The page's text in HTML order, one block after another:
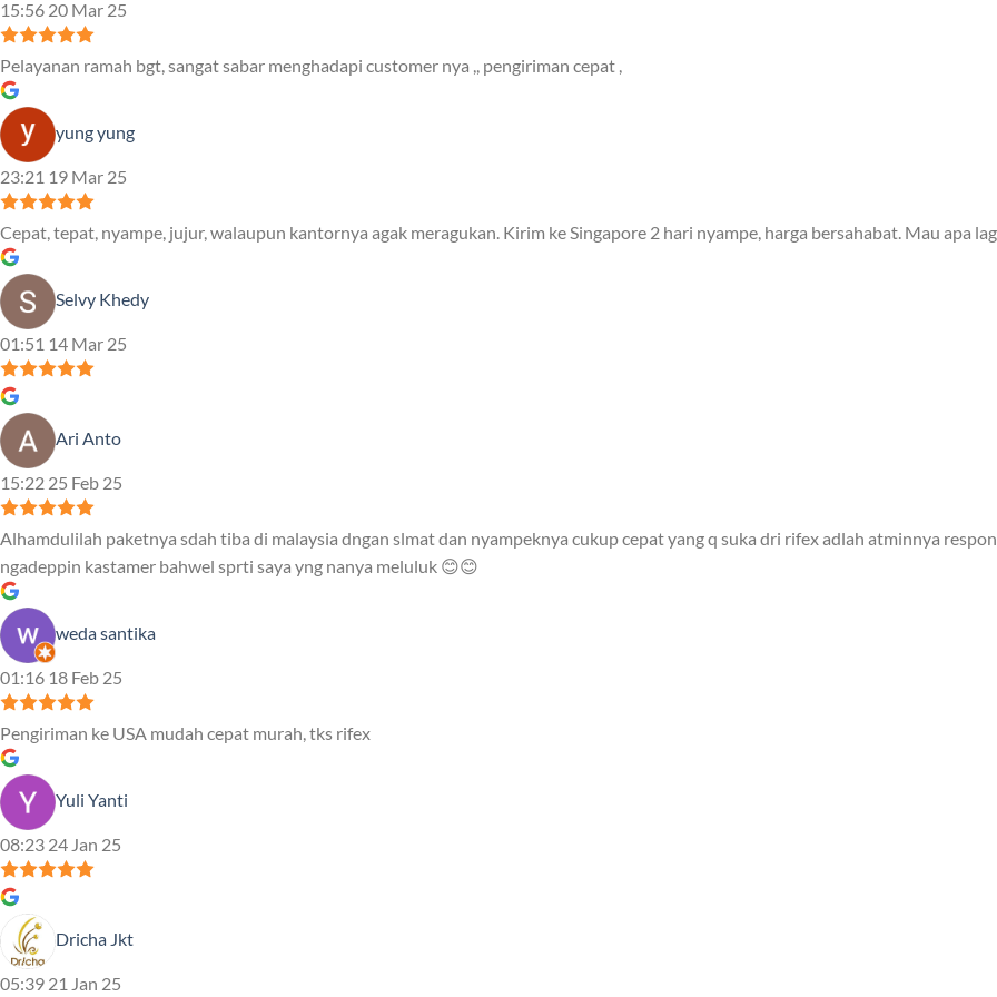
15:56 20 Mar 25
Pelayanan ramah bgt, sangat sabar menghadapi customer nya ,, pengiriman cepat ,
yung yung
23:21 19 Mar 25
Cepat, tepat, nyampe, jujur, walaupun kantornya agak meragukan. Kirim ke Singapore 2 hari nyampe, harga bersahabat. Mau apa
Selvy Khedy
01:51 14 Mar 25
Ari Anto
15:22 25 Feb 25
Alhamdulilah paketnya sdah tiba di malaysia dngan slmat dan nyampeknya cukup cepat yang q suka dri rifex adlah atminnya
ngadeppin kastamer bahwel sprti saya yng nanya meluluk 😊😊
weda santika
01:16 18 Feb 25
Pengiriman ke USA mudah cepat murah, tks rifex
Yuli Yanti
08:23 24 Jan 25
Dricha Jkt
05:39 21 Jan 25